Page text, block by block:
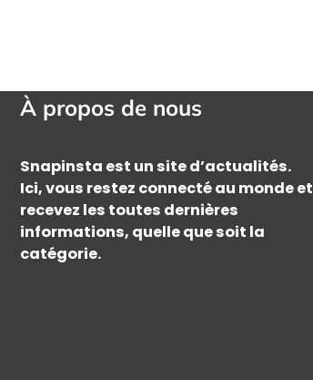
À propos de nous
Snapinsta est un site d’actualités.
Ici, vous restez connecté au monde et
recevez les toutes dernières
informations, quelle que soit la
catégorie.